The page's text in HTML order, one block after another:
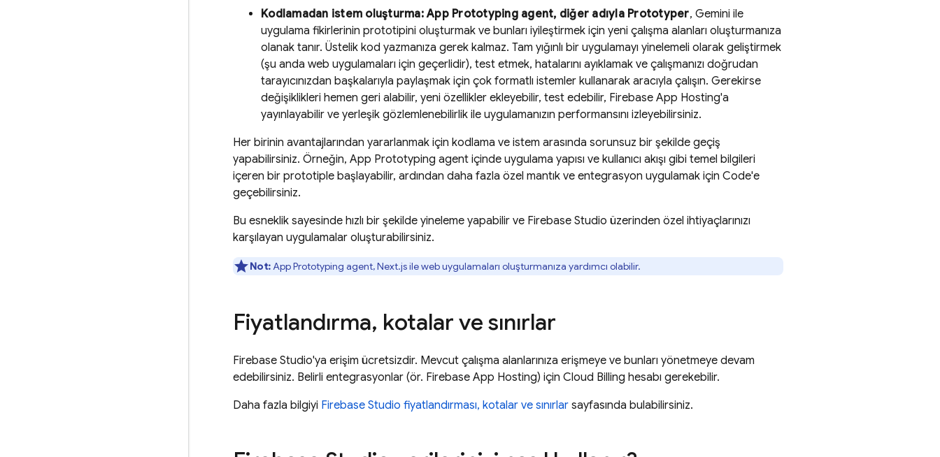
Kodlamadan istem oluşturma:App Prototyping agent, diğer adıyla Prototyper, Gemini ile
uygulama fikirlerinin prototipini oluşturmak ve bunları iyileştirmek için yeni çalışma alanları oluşturmanıza
olanak tanır. Üstelik kod yazmanıza gerek kalmaz. Tam yığınlı bir uygulamayı yinelemeli olarak geliştirmek
(şu anda web uygulamaları için geçerlidir), test etmek, hatalarını ayıklamak ve çalışmanızı doğrudan
tarayıcınızdan başkalarıyla paylaşmak için çok formatlı istemler kullanarak aracıyla çalışın. Gerekirse
değişiklikleri hemen geri alabilir, yeni özellikler ekleyebilir, test edebilir, Firebase App Hosting'a
yayınlayabilir ve yerleşik gözlemlenebilirlik ile uygulamanızın performansını izleyebilirsiniz.
Her birinin avantajlarından yararlanmak için kodlama ve istem arasında sorunsuz bir şekilde geçiş
yapabilirsiniz. Örneğin, App Prototyping agent içinde uygulama yapısı ve kullanıcı akışı gibi temel bilgileri
içeren bir prototiple başlayabilir, ardından daha fazla özel mantık ve entegrasyon uygulamak için Code'e
geçebilirsiniz.
Bu esneklik sayesinde hızlı bir şekilde yineleme yapabilir ve Firebase Studio üzerinden özel ihtiyaçlarınızı
karşılayan uygulamalar oluşturabilirsiniz.
Not:App Prototyping agent, Next.js ile web uygulamaları oluşturmanıza yardımcı olabilir.
Fiyatlandırma, kotalar ve sınırlar
Firebase Studio'ya erişim ücretsizdir. Mevcut çalışma alanlarınıza erişmeye ve bunları yönetmeye devam
edebilirsiniz. Belirli entegrasyonlar (ör. Firebase App Hosting) için Cloud Billing hesabı gerekebilir.
Daha fazla bilgiyi Firebase Studio fiyatlandırması, kotalar ve sınırlar sayfasında bulabilirsiniz.